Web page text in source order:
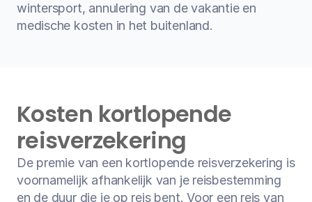
wintersport, annulering van de vakantie en
medische kosten in het buitenland.
Kosten kortlopende
reisverzekering
De premie van een kortlopende reisverzekering is
voornamelijk afhankelijk van je reisbestemming
en de duur die je op reis bent. Voor een reis van